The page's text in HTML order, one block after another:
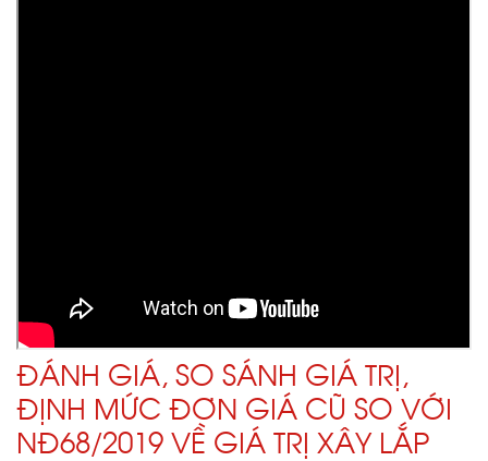
ĐÁNH GIÁ, SO SÁNH GIÁ TRỊ,
ĐỊNH MỨC ĐƠN GIÁ CŨ SO VỚI
NĐ68/2019 VỀ GIÁ TRỊ XÂY LẮP